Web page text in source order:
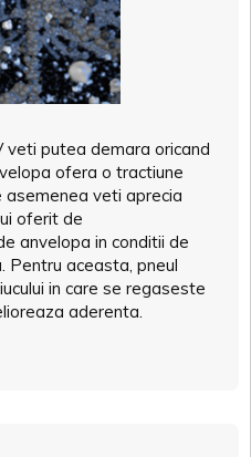
veti putea demara oricand
ofera o tractiune
veti aprecia
oferit de
anvelopa in conditii de
Pentru aceasta, pneul
in care se regaseste
aderenta.